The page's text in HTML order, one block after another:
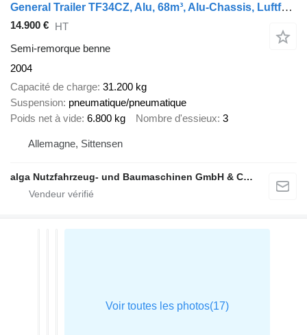
General Trailer TF34CZ, Alu, 68m³, Alu-Chassis, Luftfederung
14.900 € HT
Semi-remorque benne
2004
Capacité de charge 31.200 kg
Suspension pneumatique/pneumatique
Poids net à vide 6.800 kg Nombre d'essieux 3
Allemagne, Sittensen
alga Nutzfahrzeug- und Baumaschinen GmbH & Co. KG